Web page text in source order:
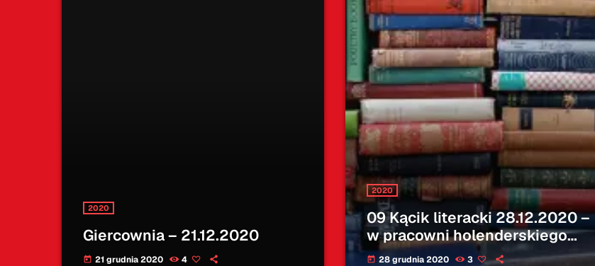
2020
Giercownia – 21.12.2020
today 21 grudnia 2020 4
2020
09 Kącik literacki 28.12.2020 –
w pracowni holenderskiego
malarza
today 28 grudnia 2020 3